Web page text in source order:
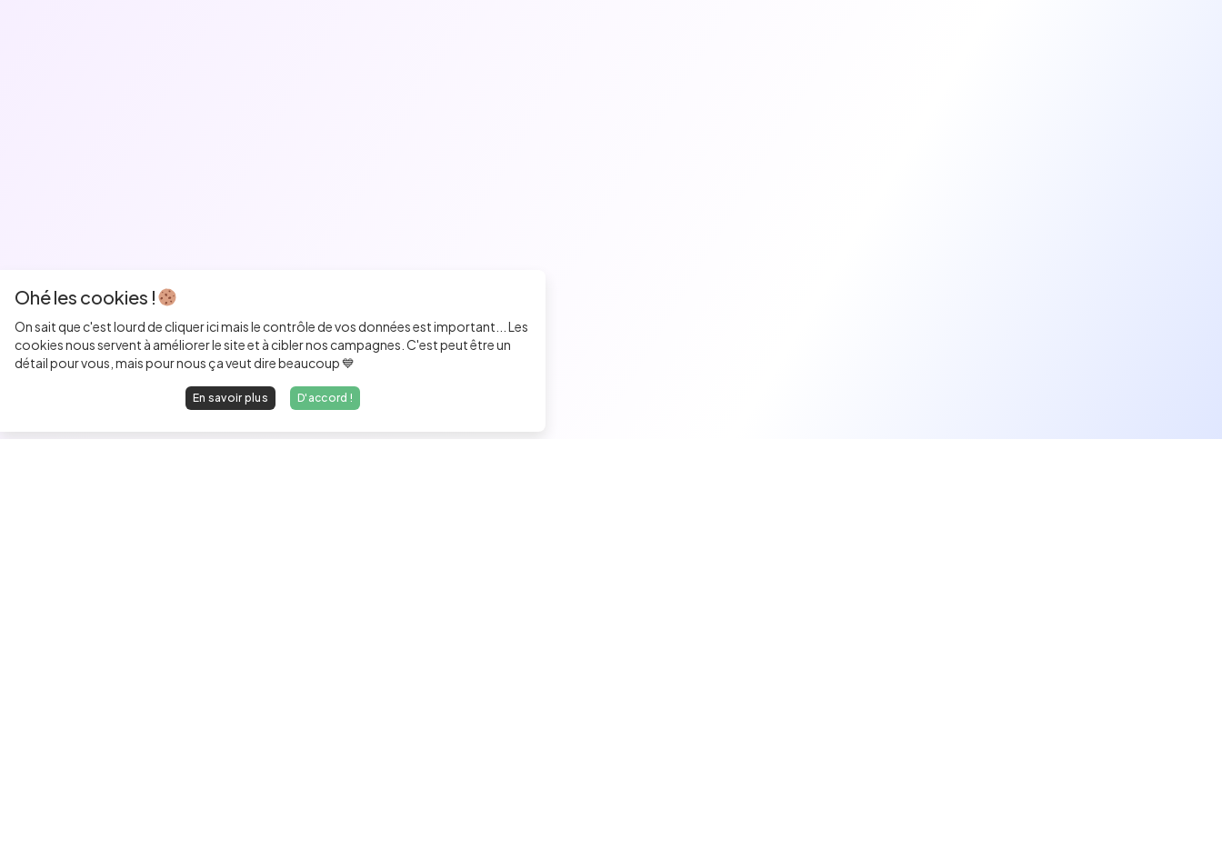
Ohé les cookies !
On sait que c'est lourd de cliquer ici mais le contrôle de vos données est important... Les
cookies nous servent à améliorer le site et à cibler nos campagnes. C'est peut être un
détail pour vous, mais pour nous ça veut dire beaucoup 💙
En savoir plus D'accord !